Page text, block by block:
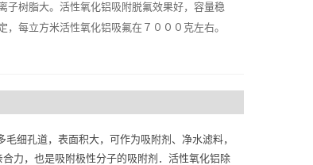
子树脂大。活性氧化铝吸附脱氟效果好，容量稳
，每立方米活性氧化铝吸氟在７０００克左右。
细孔道，表面积大，可作为吸附剂、净水滤料，
力，也是吸附极性分子的吸附剂．活性氧化铝除